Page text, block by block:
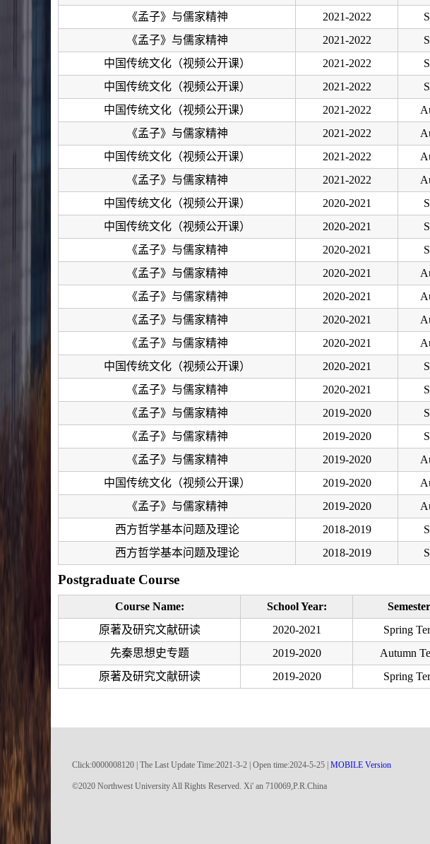
《孟子》与儒家精神
2021-2022
《孟子》与儒家精神
2021-2022
中国传统文化（视频公开课）
2021-2022
中国传统文化（视频公开课）
2021-2022
中国传统文化（视频公开课）
2021-2022
《孟子》与儒家精神
2021-2022
中国传统文化（视频公开课）
2021-2022
《孟子》与儒家精神
2021-2022
中国传统文化（视频公开课）
2020-2021
中国传统文化（视频公开课）
2020-2021
《孟子》与儒家精神
2020-2021
《孟子》与儒家精神
2020-2021
《孟子》与儒家精神
2020-2021
《孟子》与儒家精神
2020-2021
《孟子》与儒家精神
2020-2021
中国传统文化（视频公开课）
2020-2021
《孟子》与儒家精神
2020-2021
《孟子》与儒家精神
2019-2020
《孟子》与儒家精神
2019-2020
《孟子》与儒家精神
2019-2020
中国传统文化（视频公开课）
2019-2020
《孟子》与儒家精神
2019-2020
西方哲学基本问题及理论
2018-2019
西方哲学基本问题及理论
2018-2019
Postgraduate Course
Course Name: School Year:
原著及研究文献研读
2020-2021 Spring
先秦思想史专题
2019-2020 Autumn
原著及研究文献研读
2019-2020 Spring
Click:0000008120 The Last Update Time:2021-3-2 | Open time:2024-5-25 MOBILE Version
©2020 Northwest University All Rights Reserved. Xi' an 710069,P.R.China